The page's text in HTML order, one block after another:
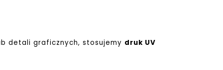
detali graficznych, stosujemy druk UV